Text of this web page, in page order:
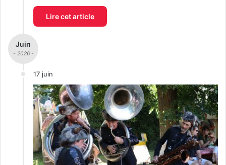
Lire cet article
Juin
- 2026 -
17 juin